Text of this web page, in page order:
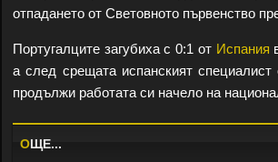
отпадането от Световното първенство
Португалците загубиха с 0:1 от Испания
а след срещата испанският
продължи работата си начело на
OЩЕ...